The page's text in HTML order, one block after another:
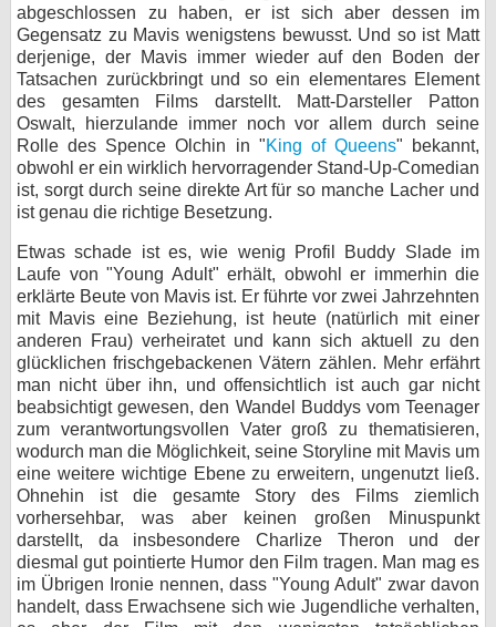
abgeschlossen zu haben, er ist sich aber dessen im
Gegensatz zu Mavis wenigstens bewusst. Und so ist Matt
derjenige, der Mavis immer wieder auf den Boden der
Tatsachen zurückbringt und so ein elementares Element
des gesamten Films darstellt. Matt-Darsteller Patton
Oswalt, hierzulande immer noch vor allem durch seine
Rolle des Spence Olchin in "King of Queens" bekannt,
obwohl er ein wirklich hervorragender Stand-Up-Comedian
ist, sorgt durch seine direkte Art für so manche Lacher und
ist genau die richtige Besetzung.
Etwas schade ist es, wie wenig Profil Buddy Slade im
Laufe von "Young Adult" erhält, obwohl er immerhin die
erklärte Beute von Mavis ist. Er führte vor zwei Jahrzehnten
mit Mavis eine Beziehung, ist heute (natürlich mit einer
anderen Frau) verheiratet und kann sich aktuell zu den
glücklichen frischgebackenen Vätern zählen. Mehr erfährt
man nicht über ihn, und offensichtlich ist auch gar nicht
beabsichtigt gewesen, den Wandel Buddys vom Teenager
zum verantwortungsvollen Vater groß zu thematisieren,
wodurch man die Möglichkeit, seine Storyline mit Mavis um
eine weitere wichtige Ebene zu erweitern, ungenutzt ließ.
Ohnehin ist die gesamte Story des Films ziemlich
vorhersehbar, was aber keinen großen Minuspunkt
darstellt, da insbesondere Charlize Theron und der
diesmal gut pointierte Humor den Film tragen. Man mag es
im Übrigen Ironie nennen, dass "Young Adult" zwar davon
handelt, dass Erwachsene sich wie Jugendliche verhalten,